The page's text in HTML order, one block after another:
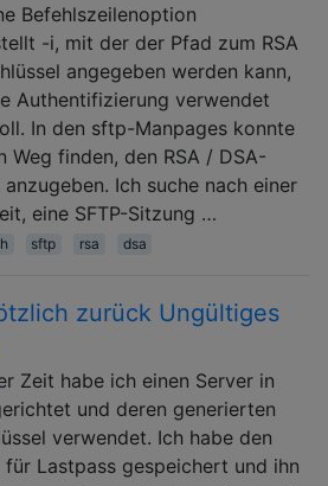
Befehlszeilenoption
-i, mit der der Pfad zum RSA
angegeben werden kann,
Authentifizierung verwendet
In den sftp-Manpages konnte
Weg finden, den RSA / DSA-
anzugeben. Ich suche nach einer
eine SFTP-Sitzung …
sftp rsa dsa
zurück Ungültiges
Zeit habe ich einen Server in
und deren generierten
verwendet. Ich habe den
für Lastpass gespeichert und ihn